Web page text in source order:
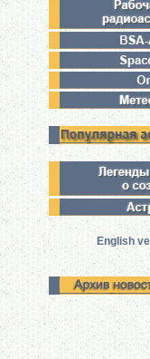
English